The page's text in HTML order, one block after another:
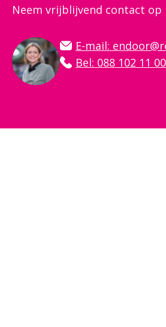
Neem vrijblijvend contact op
E-mail:
Bel: 088 102 11 00